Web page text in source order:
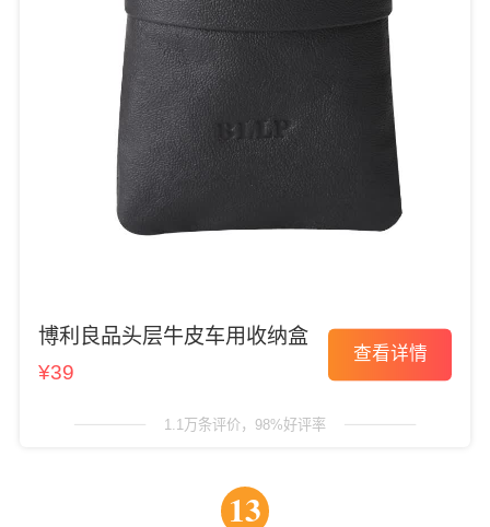
博利良品头层牛皮车用收纳盒
¥39
查看详情
1.1万条评价，98%好评率
13